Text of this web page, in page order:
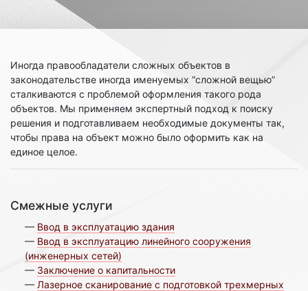
Иногда правообладатели сложных объектов в
законодательстве иногда именуемых “сложной вещью”
сталкиваются с проблемой оформления такого рода
объектов. Мы применяем экспертный подход к поиску
решения и подготавливаем необходимые документы так,
чтобы права на объект можно было оформить как на
единое целое.
Смежные услуги
— Ввод в эксплуатацию здания
— Ввод в эксплуатацию линейного сооружения
(инженерных сетей)
— Заключение о капитальности
— Лазерное сканирование с подготовкой трехмерных